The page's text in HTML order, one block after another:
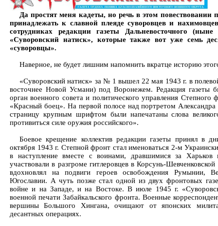
Да простят меня кадеты, но речь в этом повествовании
принадлежать к славной плеяде суворовцев и
сотрудниках редакции газеты Дальневосточного (ныне
«Суворовский натиск», которые также вот уже семь
«суворовцы».
Наверное, не будет лишним напомнить вкратце историю
«Суворовский натиск» за № 1 вышел 22 мая 1943 г. в
восточнее Новой Усмани) под Воронежем. Редакция газеты
орган военного совета и политического управления Степного
«Красный боец». На первой полосе над портретом
страницу крупным шрифтом были напечатаны слова
противиться силе оружия российского».
Боевое крещение коллектив редакции газеты принял в
октября 1943 г. Степной фронт стал именоваться 2-м
в наступление вместе с воинами, дравшимися за Харьков
участвовали в разгроме гитлеровцев в Корсунь-
вдохновлял на подвиги героев освобождения Румынии,
Югославии. А чуть позже стал одной из двух фронтовых
войне и на Западе, и на Востоке. В июле 1945 г.
военной печати Забайкальского фронта. Военные
вершины Большого Хингана, очищают от японских
десантных операциях.